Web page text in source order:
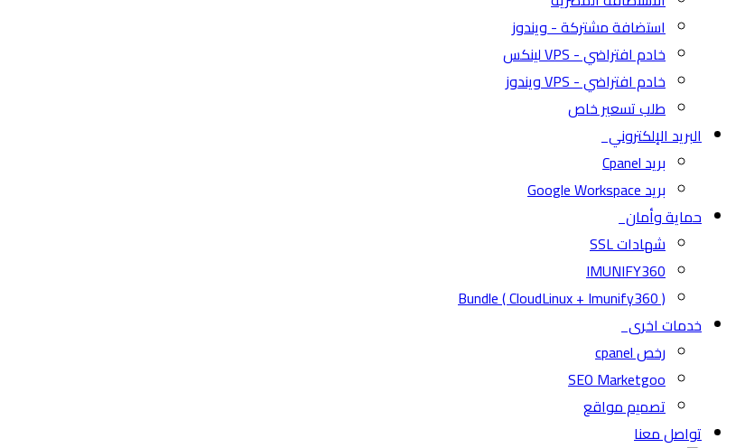
استضافة مشتركة - ويندوز
خادم افتراضي - VPS لينكس
خادم افتراضي - VPS ويندوز
طلب تسعير خاص
البريد الإلكتروني
بريد Cpanel
بريد Google Workspace
حماية وأمان
شهادات SSL
IMUNIFY360
( CloudLinux + Imunify360 ) Bundle
خدمات اخرى
رخص cpanel
SEO Marketgoo
تصميم مواقع
تواصل معنا